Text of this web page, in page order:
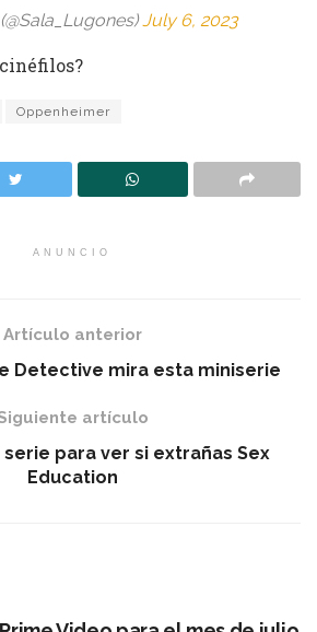
July 6, 2023
Oppenheimer
ANUNCIO
Artículo anterior
Detective mira esta miniserie
artículo
para ver si extrañas Sex
Education